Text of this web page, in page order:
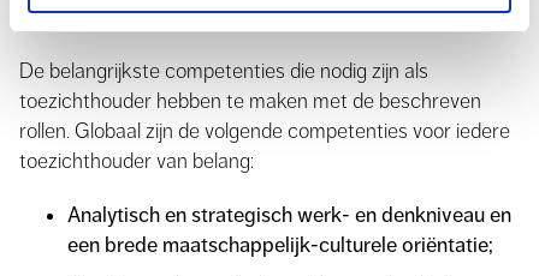
de organisatie in de komende periode nodig heeft.
De belangrijkste competenties die nodig zijn als
toezichthouder hebben te maken met de beschreven
rollen. Globaal zijn de volgende competenties voor iedere
toezichthouder van belang:
Analytisch en strategisch werk- en denkniveau en
een brede maatschappelijk-culturele oriëntatie;